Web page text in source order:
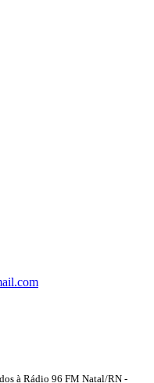
à Rádio 96 FM Natal/RN -